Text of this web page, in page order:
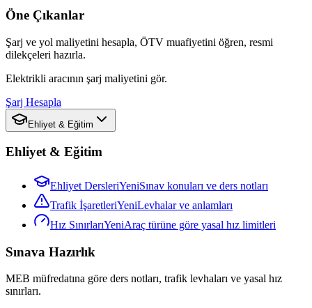
Öne Çıkanlar
Şarj ve yol maliyetini hesapla, ÖTV muafiyetini öğren, resmi
dilekçeleri hazırla.
Elektrikli aracının şarj maliyetini gör.
Şarj Hesapla
Ehliyet & Eğitim
Ehliyet & Eğitim
Ehliyet DersleriYeniSınav konuları ve ders notları
Trafik İşaretleriYeniLevhalar ve anlamları
Hız SınırlarıYeniAraç türüne göre yasal hız limitleri
Sınava Hazırlık
MEB müfredatına göre ders notları, trafik levhaları ve yasal hız
sınırları.